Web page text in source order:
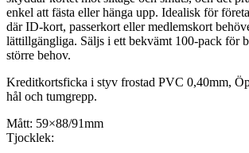
enkel att fästa eller hänga upp. Idealisk för
där ID-kort, passerkort eller medlemskort
lättillgängliga. Säljs i ett bekvämt 100-pack för
större behov.
Kreditkortsficka i styv frostad PVC 0,40mm,
hål och tumgrepp.
Mått: 59×88/91mm
Tjocklek: